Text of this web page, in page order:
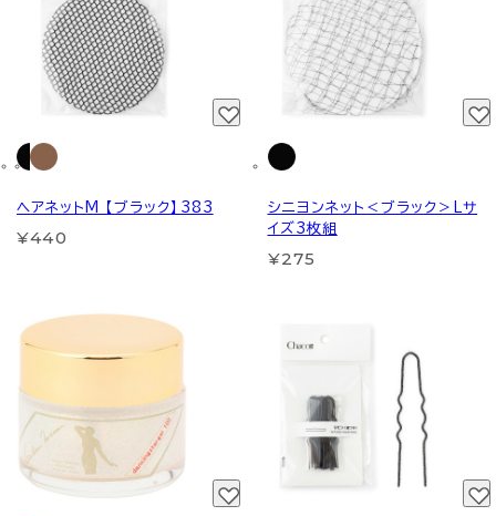
ヘアネットM 【ブラック】383
¥440
シニヨンネット＜ブラック＞Lサ
イズ3枚組
¥275